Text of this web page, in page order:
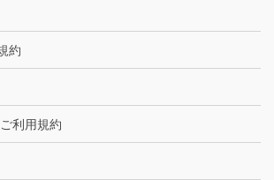
約
利用規約